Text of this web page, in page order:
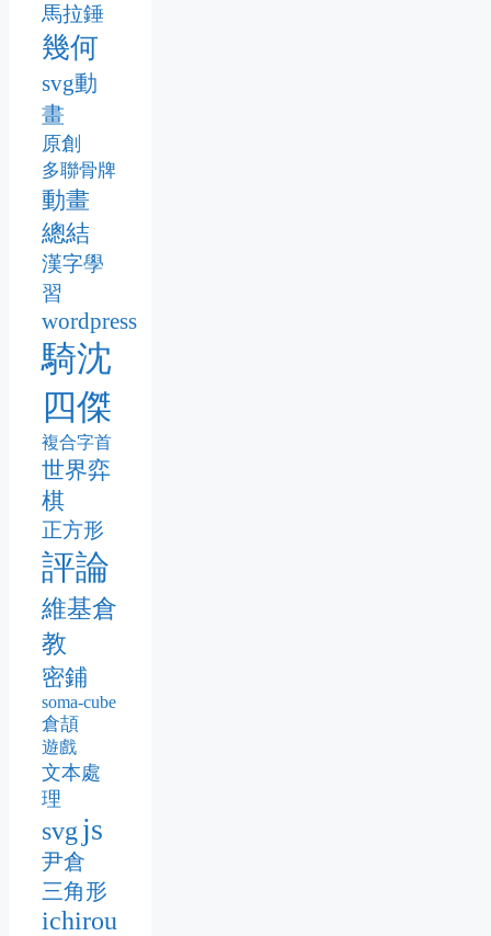
馬拉錘
幾何
svg動
畫
原創
多聯骨牌
動畫
總結
漢字學
習
wordpress
騎沈
四傑
複合字首
世界弈
棋
正方形
評論
維基倉
教
密鋪
soma-cube
倉頡
遊戲
文本處
理
svg js
尹倉
三角形
ichirou